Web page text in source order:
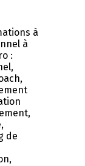
à
à
:
de